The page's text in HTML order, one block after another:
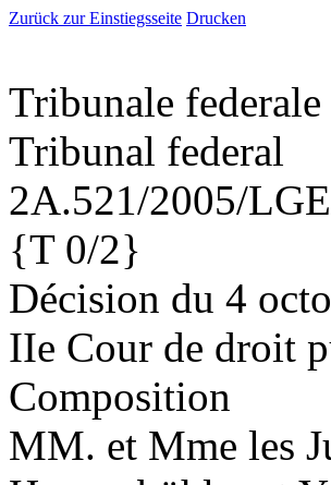
Zurück zur Einstiegsseite Drucken
Tribunale federale
Tribunal federal
2A.521/2005/
{T 0/2}
Décision du 4
IIe Cour de droit
Composition
MM. et Mme les